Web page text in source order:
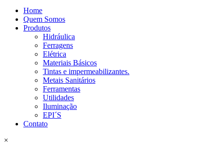
Home
Quem Somos
Produtos
Hidráulica
Ferragens
Elétrica
Materiais Básicos
Tintas e impermeabilizantes.
Metais Sanitários
Ferramentas
Utilidades
Iluminação
EPI´S
Contato
×